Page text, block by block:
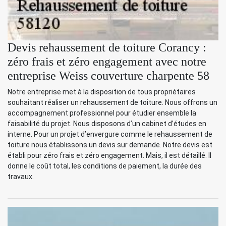
Devis rehaussement de toiture Corancy :
zéro frais et zéro engagement avec notre
entreprise Weiss couverture charpente 58
Notre entreprise met à la disposition de tous propriétaires
souhaitant réaliser un rehaussement de toiture. Nous offrons un
accompagnement professionnel pour étudier ensemble la
faisabilité du projet. Nous disposons d’un cabinet d’études en
interne. Pour un projet d’envergure comme le rehaussement de
toiture nous établissons un devis sur demande. Notre devis est
établi pour zéro frais et zéro engagement. Mais, il est détaillé. Il
donne le coût total, les conditions de paiement, la durée des
travaux.